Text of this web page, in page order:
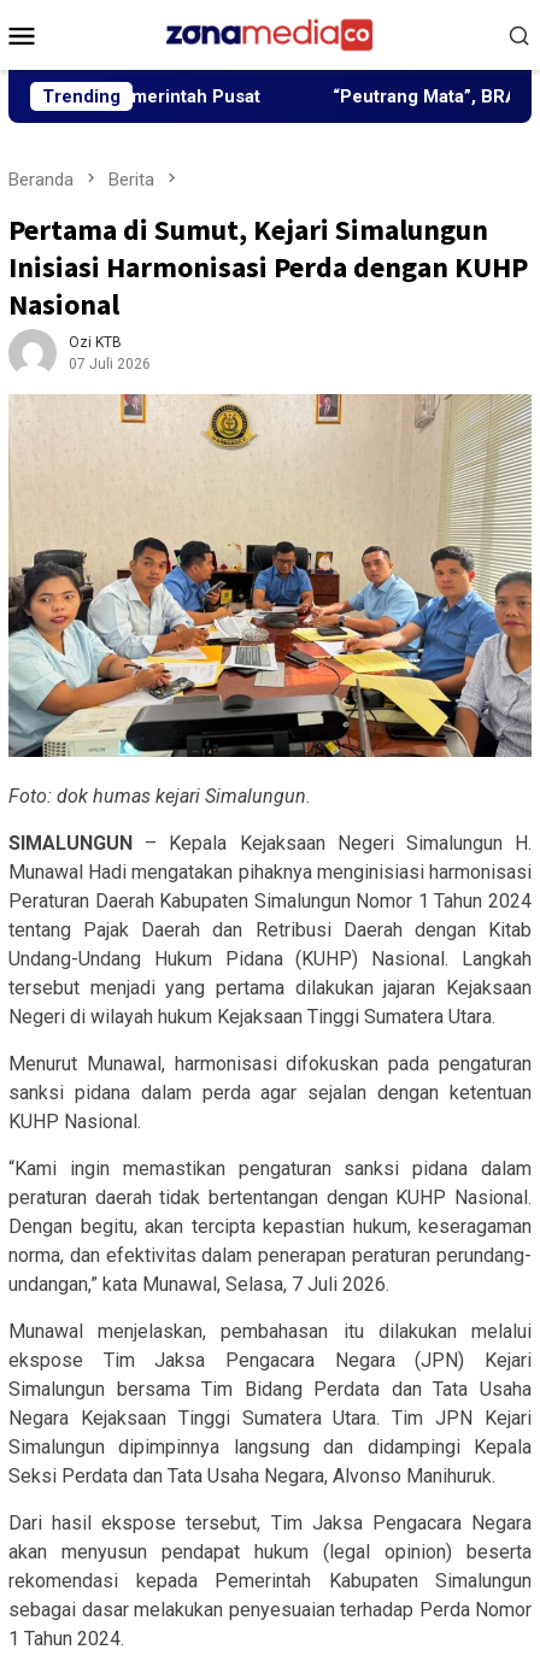
ke
Mobile
Trending
Pemerintah Pusat “Peutrang Mata”, BRA Aceh Utara
Beranda Berita
Pertama di Sumut, Kejari Simalungun
Inisiasi Harmonisasi Perda dengan KUHP
Nasional
Ozi KTB
07 Juli 2026
Foto: dok humas kejari Simalungun.
SIMALUNGUN
– Kepala Kejaksaan Negeri Simalungun H.
Munawal Hadi mengatakan pihaknya menginisiasi harmonisasi
Peraturan Daerah Kabupaten Simalungun Nomor 1 Tahun 2024
tentang Pajak Daerah dan Retribusi Daerah dengan Kitab
Undang-Undang Hukum Pidana (KUHP) Nasional. Langkah
tersebut menjadi yang pertama dilakukan jajaran Kejaksaan
Negeri di wilayah hukum Kejaksaan Tinggi Sumatera Utara.
Menurut Munawal, harmonisasi difokuskan pada pengaturan
sanksi pidana dalam perda agar sejalan dengan ketentuan
KUHP Nasional.
“Kami ingin memastikan pengaturan sanksi pidana dalam
peraturan daerah tidak bertentangan dengan KUHP Nasional.
Dengan begitu, akan tercipta kepastian hukum, keseragaman
norma, dan efektivitas dalam penerapan peraturan perundang-
undangan,” kata Munawal, Selasa, 7 Juli 2026.
Munawal menjelaskan, pembahasan itu dilakukan melalui
ekspose Tim Jaksa Pengacara Negara (JPN) Kejari
Simalungun bersama Tim Bidang Perdata dan Tata Usaha
Negara Kejaksaan Tinggi Sumatera Utara. Tim JPN Kejari
Simalungun dipimpinnya langsung dan didampingi Kepala
Seksi Perdata dan Tata Usaha Negara, Alvonso Manihuruk.
Dari hasil ekspose tersebut, Tim Jaksa Pengacara Negara
akan menyusun pendapat hukum (legal opinion) beserta
rekomendasi kepada Pemerintah Kabupaten Simalungun
sebagai dasar melakukan penyesuaian terhadap Perda Nomor
1 Tahun 2024.